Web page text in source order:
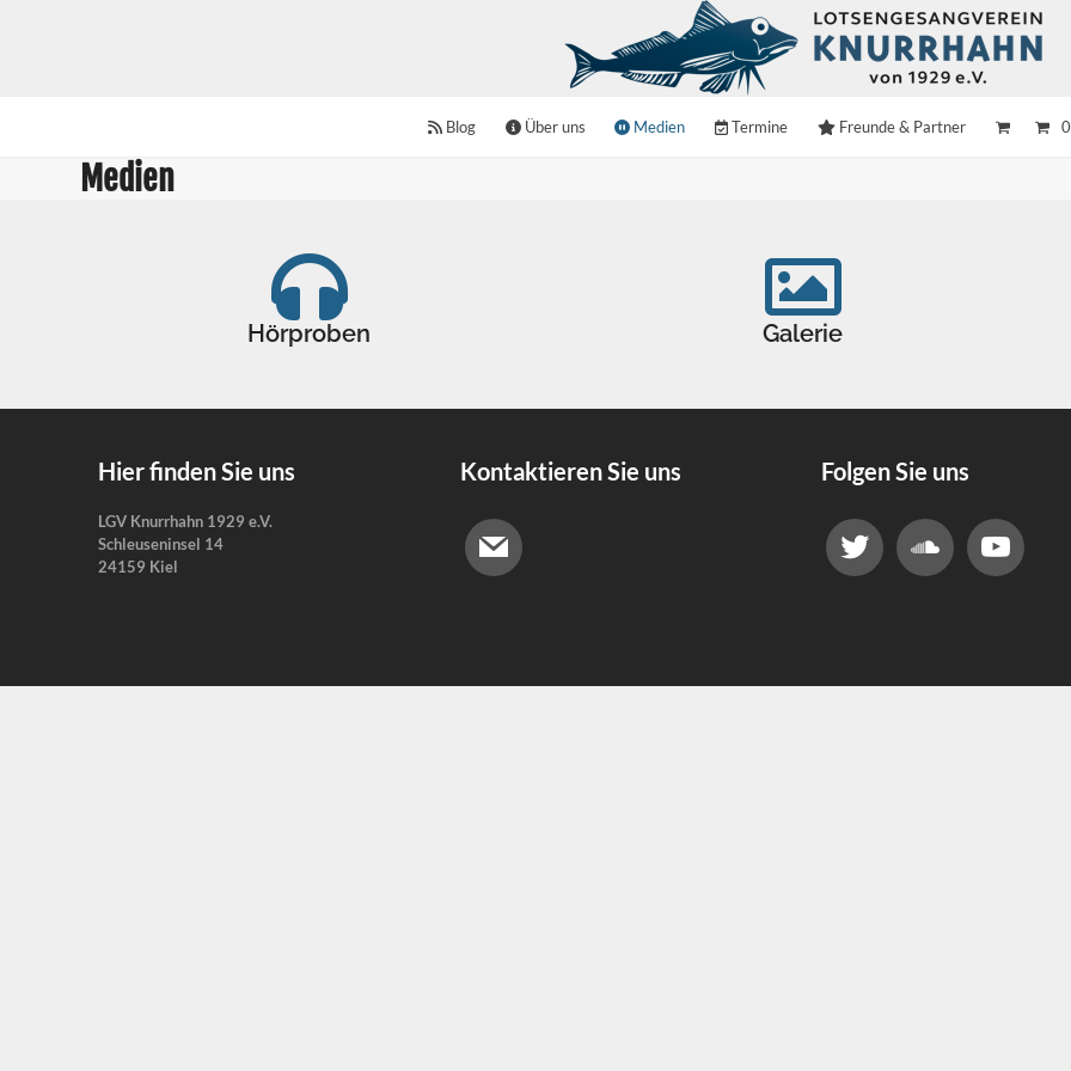
Blog Über uns Medien Termine Freunde & Partner
Medien
Hörproben Galerie
Hier finden Sie uns
LGV Knurrhahn 1929 e.V.
Schleuseninsel 14
24159 Kiel
Kontaktieren Sie uns Folgen Sie uns